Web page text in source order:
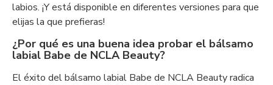
labios. ¡Y está disponible en diferentes versiones para que
elijas la que prefieras!
¿Por qué es una buena idea probar el bálsamo
labial Babe de NCLA Beauty?
El éxito del bálsamo labial Babe de NCLA Beauty radica